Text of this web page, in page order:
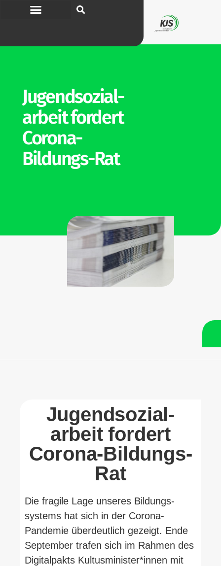
Jugend­so­zi­al­
arbeit fordert
Corona-
Bildungs-Rat
Jugend­so­zi­al­
arbeit fordert
Corona-Bildungs-
Rat
Die fragile Lage unseres Bil­dungs­
systems hat sich in der Corona-​
Pandemie über­deutlich gezeigt. Ende
Sep­tember trafen sich im Rahmen des
Digi­tal­pakts Kultusminister*innen mit